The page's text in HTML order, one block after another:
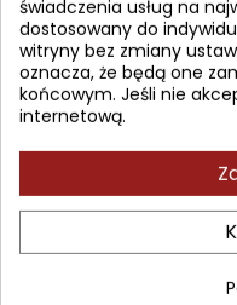
- 9,10 zł
świadczenia usług na
dostosowany do
witryny bez zmiany
oznacza, że będą one
końcowym. Jeśli nie
internetową.